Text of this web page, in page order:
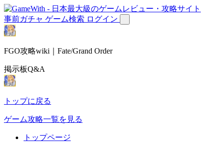
事前ガチャ ゲーム検索 ログイン
FGO攻略wiki｜Fate/Grand Order
掲示板Q&A
トップに戻る
ゲーム攻略一覧を見る
トップページ